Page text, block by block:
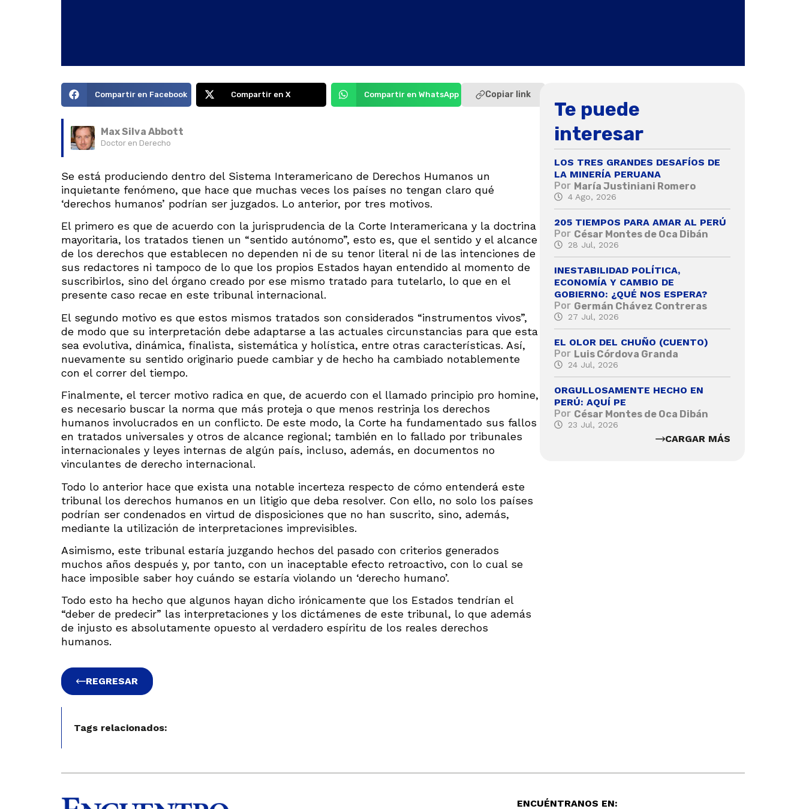
Compartir en Facebook Compartir en X Compartir en WhatsApp Copiar link
Max Silva Abbott
Doctor en Derecho
Se está produciendo dentro del Sistema Interamericano de Derechos Humanos un
inquietante fenómeno, que hace que muchas veces los países no tengan claro qué
‘derechos humanos’ podrían ser juzgados. Lo anterior, por tres motivos.
El primero es que de acuerdo con la jurisprudencia de la Corte Interamericana y la doctrina
mayoritaria, los tratados tienen un “sentido autónomo”, esto es, que el sentido y el alcance
de los derechos que establecen no dependen ni de su tenor literal ni de las intenciones de
sus redactores ni tampoco de lo que los propios Estados hayan entendido al momento de
suscribirlos, sino del órgano creado por ese mismo tratado para tutelarlo, lo que en el
presente caso recae en este tribunal internacional.
El segundo motivo es que estos mismos tratados son considerados “instrumentos vivos”,
de modo que su interpretación debe adaptarse a las actuales circunstancias para que esta
sea evolutiva, dinámica, finalista, sistemática y holística, entre otras características. Así,
nuevamente su sentido originario puede cambiar y de hecho ha cambiado notablemente
con el correr del tiempo.
Finalmente, el tercer motivo radica en que, de acuerdo con el llamado principio pro homine,
es necesario buscar la norma que más proteja o que menos restrinja los derechos
humanos involucrados en un conflicto. De este modo, la Corte ha fundamentado sus fallos
en tratados universales y otros de alcance regional; también en lo fallado por tribunales
internacionales y leyes internas de algún país, incluso, además, en documentos no
vinculantes de derecho internacional.
Todo lo anterior hace que exista una notable incerteza respecto de cómo entenderá este
tribunal los derechos humanos en un litigio que deba resolver. Con ello, no solo los países
podrían ser condenados en virtud de disposiciones que no han suscrito, sino, además,
mediante la utilización de interpretaciones imprevisibles.
Asimismo, este tribunal estaría juzgando hechos del pasado con criterios generados
muchos años después y, por tanto, con un inaceptable efecto retroactivo, con lo cual se
hace imposible saber hoy cuándo se estaría violando un ‘derecho humano’.
Todo esto ha hecho que algunos hayan dicho irónicamente que los Estados tendrían el
“deber de predecir” las interpretaciones y los dictámenes de este tribunal, lo que además
de injusto es absolutamente opuesto al verdadero espíritu de los reales derechos
humanos.
REGRESAR
Tags relacionados:
Te puede
interesar
LOS TRES GRANDES DESAFÍOS DE
LA MINERÍA PERUANA
Por María Justiniani Romero
4 Ago, 2026
205 TIEMPOS PARA AMAR AL PERÚ
Por César Montes de Oca Dibán
28 Jul, 2026
INESTABILIDAD POLÍTICA,
ECONOMÍA Y CAMBIO DE
GOBIERNO: ¿QUÉ NOS ESPERA?
Por Germán Chávez Contreras
27 Jul, 2026
EL OLOR DEL CHUÑO (CUENTO)
Por Luis Córdova Granda
24 Jul, 2026
ORGULLOSAMENTE HECHO EN
PERÚ: AQUÍ PE
Por César Montes de Oca Dibán
23 Jul, 2026
CARGAR MÁS
ENCUÉNTRANOS EN: